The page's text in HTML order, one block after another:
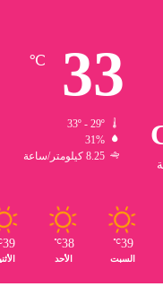
33
℃
31%
8.25 كيلومتر/ساعة
39
℃
السبت
38
℃
الأحد
39